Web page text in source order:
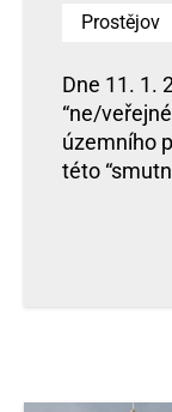
Prostějov
Dne 11. 1.
“ne/
územního
této